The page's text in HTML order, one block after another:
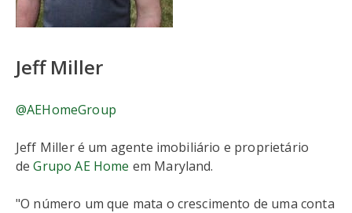
Jeff Miller
@AEHomeGroup
Jeff Miller é um agente imobiliário e proprietário
deGrupo AE Home em Maryland.
"O número um que mata o crescimento de uma conta